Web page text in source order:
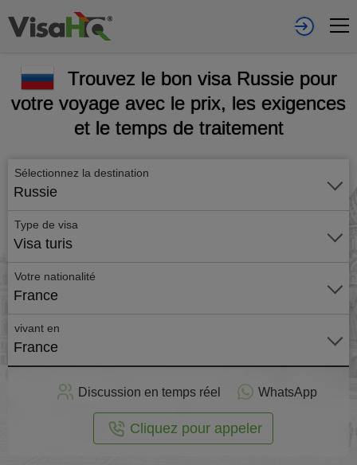
Trouvez le bon visa Russie pour
votre voyage avec le prix, les exigences
et le temps de traitement
Sélectionnez la destination
Russie
Type de visa
Visa turis
Votre nationalité
France
vivant en
France
Discussion en temps réel WhatsApp
Cliquez pour appeler